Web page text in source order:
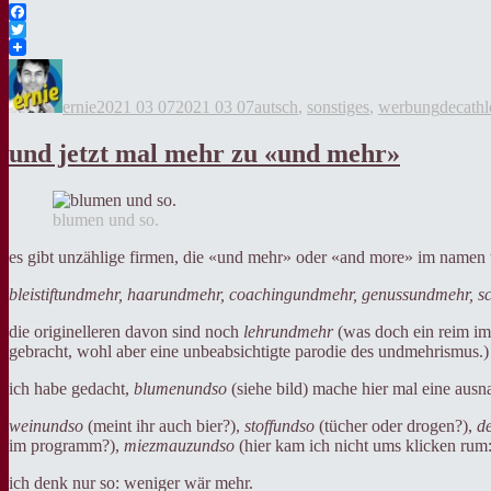
Facebook
Twitter
ernie2021 03 072021 03 07autsch, sonstiges, werbung
und jetzt mal mehr zu «und mehr»
blumen und so.
es gibt unzählige firmen, die «und mehr» oder «and more» im
bleistiftundmehr, haarundmehr, coachingundmehr,
die originelleren davon sind noch lehrundmehr(was doch ein reim
gebracht, wohl aber eine unbeabsichtigte parodie des undmehrismus.)
ich habe gedacht, blumenundso (siehe bild) mache hier mal eine
weinundso (meint ihr auch bier?), stoffundso (tücher oder drogen?),
im programm?), miezmauzundso (hier kam ich nicht ums klicken
ich denk nur so: weniger wär mehr.